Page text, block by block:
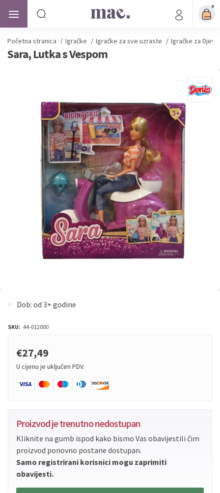
0
Početna stranica / Igračke / Igračke za sve uzraste / Igračke za
Sara, Lutka s Vespom
Dob: od 3+ godine
SKU: 44-012000
€27,49
U cijenu je uključen PDV.
Proizvod je trenutno nedostupan
Kliknite na gumb ispod kako bismo Vas obavijestili čim
proizvod ponovno postane dostupan.
Samo registrirani korisnici mogu zaprimiti
obavijesti.